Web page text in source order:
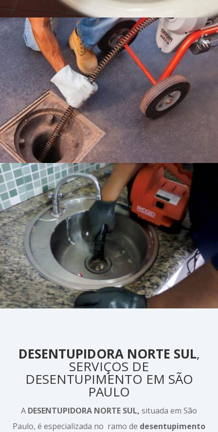
DESENTUPIDORA NORTE SUL,
SERVIÇOS DE
DESENTUPIMENTO EM SÃO
PAULO
A DESENTUPIDORA NORTE SUL, situada em São
Paulo, é especializada no ramo de desentupimento